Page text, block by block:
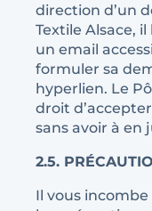
direction d’un
Textile Alsace,
un email
formuler sa
hyperlien. Le
droit
sans avoir à en
2.5.
Il vous